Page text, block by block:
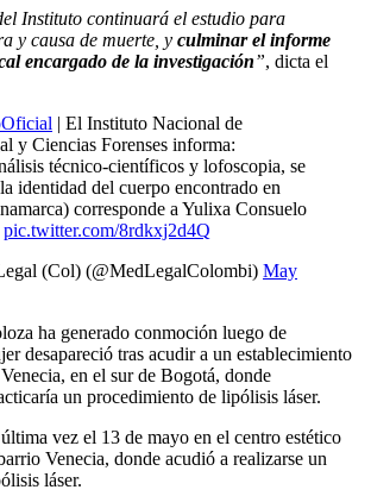
Instituto continuará el estudio para
y causa de muerte, y culminar el informe
encargado de la investigación”, dicta el
| El Instituto Nacional de
y Ciencias Forenses informa:
técnico-científicos y lofoscopia, se
identidad del cuerpo encontrado en
corresponde a Yulixa Consuelo
pic.twitter.com/8rdkxj2d4Q
(Col) (@MedLegalColombi) May
ha generado conmoción luego de
desapareció tras acudir a un establecimiento
en el sur de Bogotá, donde
un procedimiento de lipólisis láser.
vez el 13 de mayo en el centro estético
Venecia, donde acudió a realizarse un
láser.